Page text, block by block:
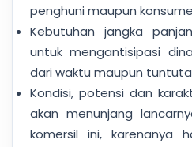
penghuni maupun
Kebutuhan jangka
untuk mengantisipasi
dari waktu maupun
Kondisi, potensi dan
akan menunjang
komersil ini, karenanya